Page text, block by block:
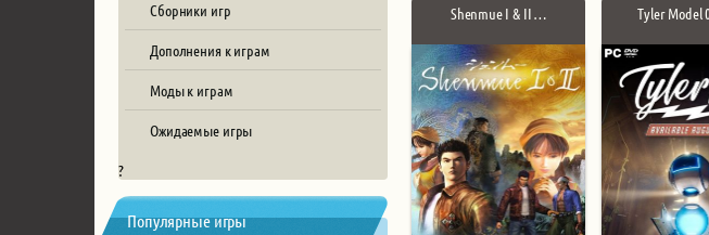
Сборники игр
Дополнения к играм
Моды к играм
Ожидаемые игры
?
Популярные игры
Shenmue I & II … Tyler Model